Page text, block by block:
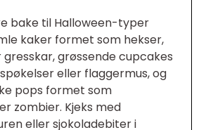
bake til Halloween-typer
kaker formet som hekser,
grøssende cupcakes
eller flaggermus, og
pops formet som
zombier. Kjeks med
eller sjokoladebiter i